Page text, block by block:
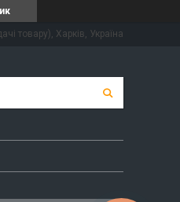
товару), Харків, Україна